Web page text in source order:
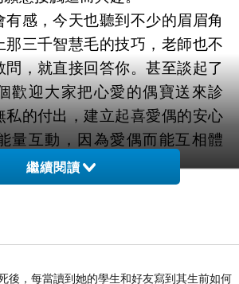
有感，今天也聽到不少的眉眉角
那三千智慧毛的技巧，老師也不
問，就直接回答你。甚至談起了
歡迎大家把心愛的偶寶送來診
私的付出，建立起喜愛偶的安心
量互動，因為愛偶而能互相體
聊到為啥會堅持繼續做偶造型
點頭，我也曾想過要自己梳造
弧或是高聳或是簡單小包，然
繼續閱讀
後，每當讀到她的學生和好友寫到其生前如何